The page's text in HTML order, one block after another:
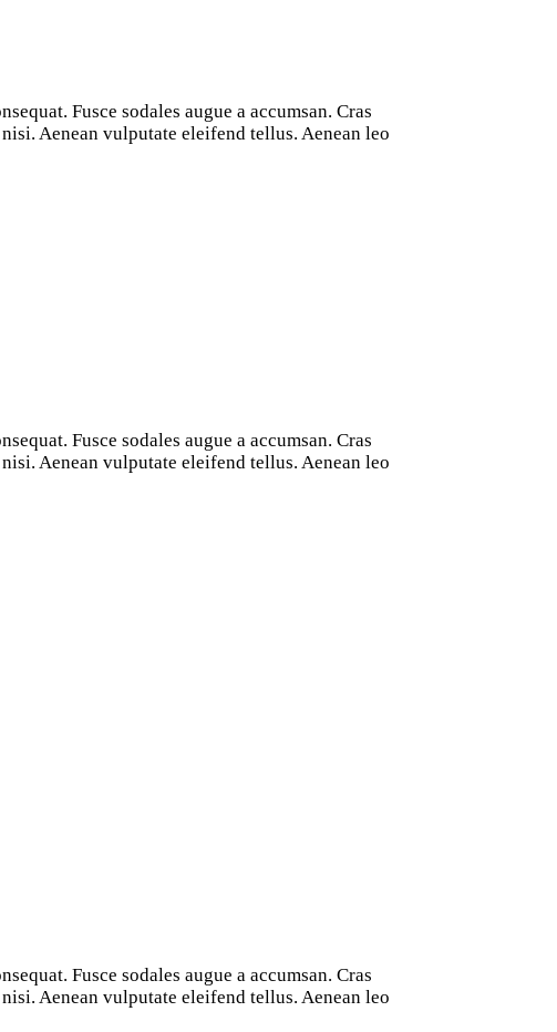
Fusce sodales augue a accumsan. Cras
Aenean vulputate eleifend tellus. Aenean leo
Fusce sodales augue a accumsan. Cras
Aenean vulputate eleifend tellus. Aenean leo
Fusce sodales augue a accumsan. Cras
Aenean vulputate eleifend tellus. Aenean leo